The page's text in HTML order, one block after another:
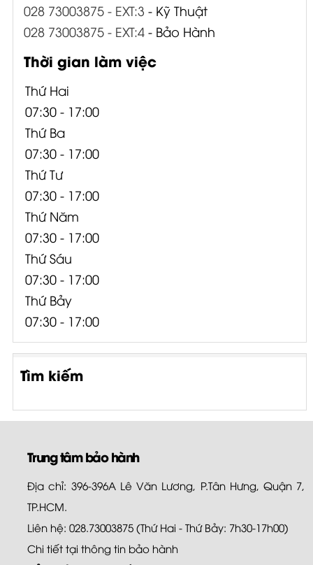
028 73003875 - EXT:3 - Kỹ Thuật
028 73003875 - EXT:4- Bảo Hành
Thời gian làm việc
Thứ Hai
07:30 - 17:00
Thứ Ba
07:30 - 17:00
Thứ Tư
07:30 - 17:00
Thứ Năm
07:30 - 17:00
Thứ Sáu
07:30 - 17:00
Thứ Bảy
07:30 - 17:00
Tìm kiếm
Trung tâm bảo hành
Địa chỉ: 396-396A Lê Văn Lương, P.Tân Hưng, Quận 7,
TP.HCM.
Liên hệ: 028.73003875 (Thứ Hai - Thứ Bảy: 7h30-17h00)
Chi tiết tại thông tin bảo hành